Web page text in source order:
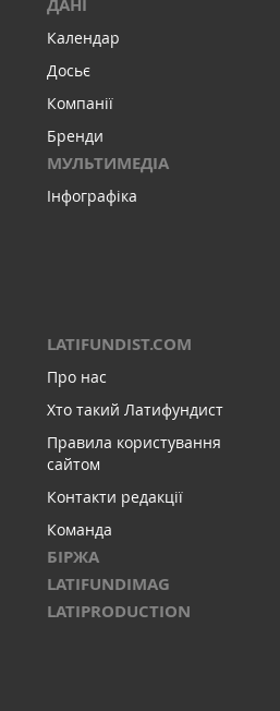
ДАНІ
Календар
Досьє
Компанії
Бренди
МУЛЬТИМЕДІА
Інфографіка
LATIFUNDIST.COM
Про нас
Хто такий Латифундист
Правила користування
сайтом
Контакти редакції
Команда
БІРЖА
LATIFUNDIMAG
LATIPRODUCTION